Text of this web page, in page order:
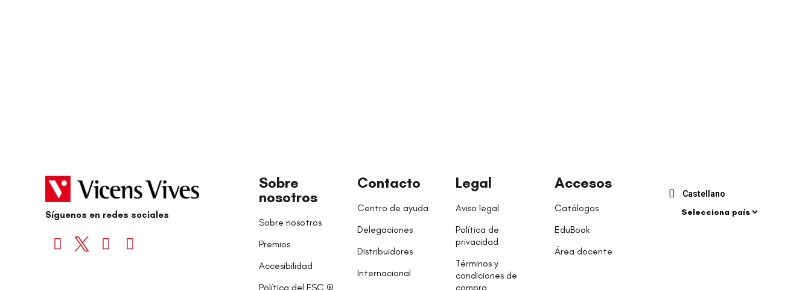
Síguenos en redes sociales
Sobre
nosotros
Sobre nosotros
Premios
Accesibilidad
Política del FSC ®
Contacto
Centro de ayuda
Delegaciones
Distribuidores
Internacional
Legal
Aviso legal
Política de
privacidad
Términos y
condiciones de
compra
Accesos
Catálogos
EduBook
Área docente
Castellano